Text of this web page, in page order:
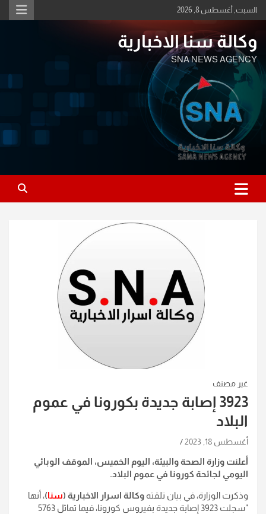
Skip
to
السبت, أغسطس 8, 2026
وكالة سنا الاخبارية
SNA NEWS AGENCY
غير مصنف
3923 إصابة جديدة بكورونا في عموم
البلاد
أغسطس 18, 2023
أعلنت وزارة الصحة والبيئة، اليوم الخميس، الموقف الوبائي
اليومي لجائحة كورونا في عموم البلاد.
وذكرت الوزارة، في بيان تلقتهوكالة اسرار الاخبارية (سنا)، أنها
"سجلت 3923 إصابة جديدة بفيروس كورونا، فيما تماثل 5763